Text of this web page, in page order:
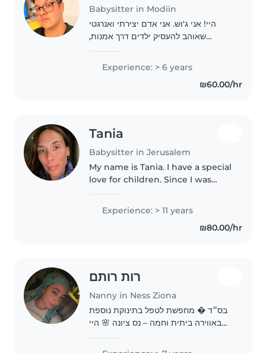
Babysitter in Modiin
היי! אני ג'וש. אני אדם יצירתי ואנרגטי
שאוהב להעסיק ילדים דרך אמנות,
דייקן ומחויב להבטיח סביבה בטוחה
ומהנה לילדים שלכם. אשמח לעמוד
Experience: > 6 years
₪60.00/hr
Tania
Babysitter in Jerusalem
My name is Tania. I have a special
love for children. Since I was
children's teacher. I am very
spiritual. I like meditation and
Experience: > 11 years
₪80.00/hr
רות רותם
Nanny in Ness Ziona
בס״ד � מחפשת לטפל בתינוקת נוספת
באווירה ביתית וחמה – נס ציונה 🌸 היי
מתוקה בת שנה. ❤️ אני מגדלת את בתי